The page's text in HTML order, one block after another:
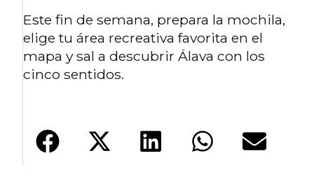
Este fin de semana, prepara la mochila,
elige tu área recreativa favorita en el
mapa y sal a descubrir Álava con los
cinco sentidos.